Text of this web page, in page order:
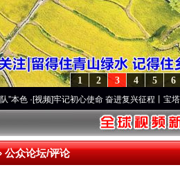
6
5
4
3
2
1
频]牢记初心使命 奋进复兴征程丨宝塔山下好光
公众论坛/评论